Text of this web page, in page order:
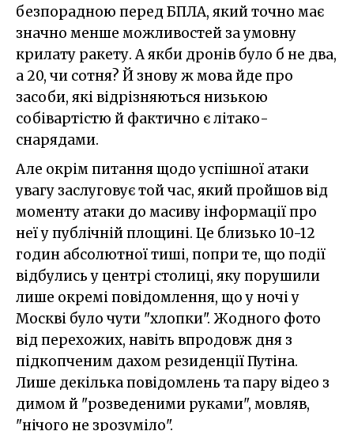
безпорадною перед БПЛА, який точно має
значно менше можливостей за умовну
крилату ракету. А якби дронів було б не два,
а 20, чи сотня? Й знову ж мова йде про
засоби, які відрізняються низькою
собівартістю й фактично є літако-
снарядами.
Але окрім питання щодо успішної атаки
увагу заслуговує той час, який пройшов від
моменту атаки до масиву інформації про
неї у публічній площині. Це близько 10-12
годин абсолютної тиші, попри те, що події
відбулись у центрі столиці, яку порушили
лише окремі повідомлення, що у ночі у
Москві було чути "хлопки". Жодного фото
від перехожих, навіть впродовж дня з
підкопченим дахом резиденції Путіна.
Лише декілька повідомлень та пару відео з
димом й "розведеними руками", мовляв,
"нічого не зрозуміло".